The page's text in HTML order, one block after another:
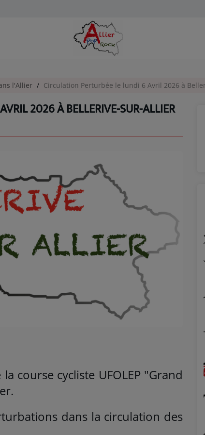
l'Allier Circulation Perturbée le lundi 6 Avril 2026 à
2026 À BELLERIVE-SUR-ALLIER
course cycliste UFOLEP "Grand
dans la circulation des